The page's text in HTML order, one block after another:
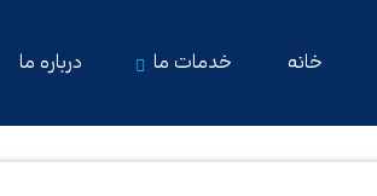
خانه خدمات ما درباره ما